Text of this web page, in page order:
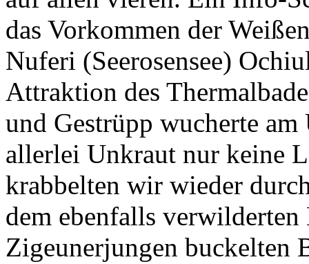
das Vorkommen der
Nuferi (Seerosensee)
Attraktion des
und Gestrüpp wucherte
allerlei Unkraut nur keine
krabbelten wir wieder
dem ebenfalls
Zigeunerjungen buckelten